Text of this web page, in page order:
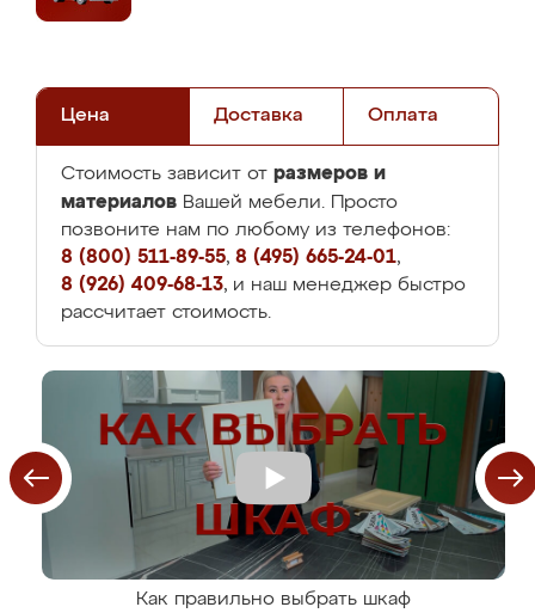
Цена Доставка Оплата
Стоимость зависит от размеров и
материалов Вашей мебели. Просто
позвоните нам по любому из телефонов:
8 (800) 511-89-55, 8 (495) 665-24-01,
8 (926) 409-68-13, и наш менеджер быстро
рассчитает стоимость.
Как правильно выбрать шкаф